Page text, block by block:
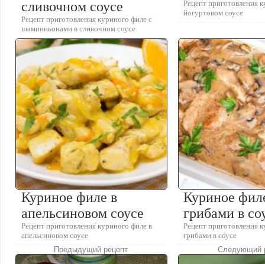
сливочном соусе
Рецепт приготовления куриного филе с
шампиньонами в сливочном соусе
Рецепт приготовления
йогуртовом соусе
Куриное филе в
апельсиновом соусе
Рецепт приготовления куриного филе в
апельсиновом соусе
Куриное
грибами в
Рецепт приготовления
грибами в соусе
Предыдущий рецепт
Следующий